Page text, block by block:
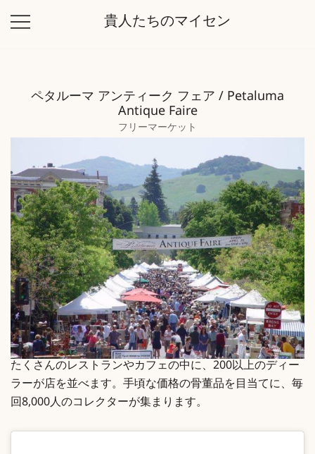
貴人たちのマイセン
ペタルーマ アンティーク フェア / Petaluma
Antique Faire
フリーマーケット
たくさんのレストランやカフェの中に、200以上のディー
ラーが店を並べます。手頃な価格の骨董品を目当てに、毎
回8,000人のコレクターが集まります。